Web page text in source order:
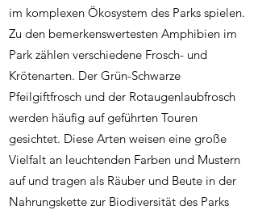
im komplexen Ökosystem des Parks spielen.
Zu den bemerkenswertesten Amphibien im
Park zählen verschiedene Frosch- und
Krötenarten. Der Grün-Schwarze
Pfeilgiftfrosch und der Rotaugenlaubfrosch
werden häufig auf geführten Touren
gesichtet. Diese Arten weisen eine große
Vielfalt an leuchtenden Farben und Mustern
auf und tragen als Räuber und Beute in der
Nahrungskette zur Biodiversität des Parks